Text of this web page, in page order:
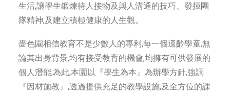
生活,讓學生鍛煉待人接物及與人溝通的技巧、發揮團
隊精神,及建立積極健康的人生觀。
嗇色園相信教育不是少數人的專利,每一個適齡學童,無
論其出身背景,均有接受教育的機會,均擁有可供發展的
個人潛能;為此,本園以『學生為本』為辦學方針,強調
『因材施教』,透過提供充足的教學設施,及全方位的課